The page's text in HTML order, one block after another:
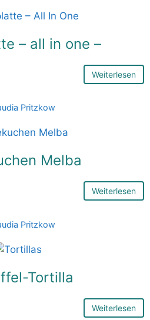
– all in one –
Weiterlesen
Pritzkow
Melba
Weiterlesen
Pritzkow
Tortilla
Weiterlesen